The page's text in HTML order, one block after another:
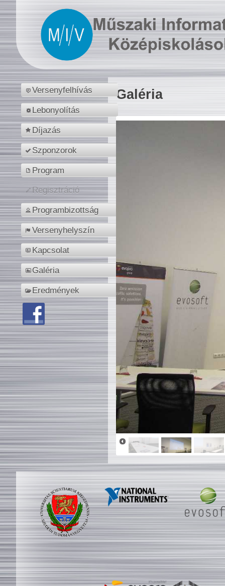
Versenyfelhívás
Lebonyolítás
Díjazás
Szponzorok
Program
Regisztráció
Programbizottság
Versenyhelyszín
Kapcsolat
Galéria
Eredmények
Galéria